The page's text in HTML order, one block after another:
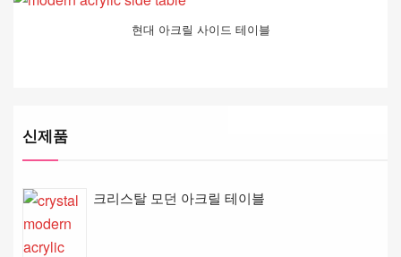
현대 아크릴 사이드 테이블
신제품
크리스탈 모던 아크릴 테이블